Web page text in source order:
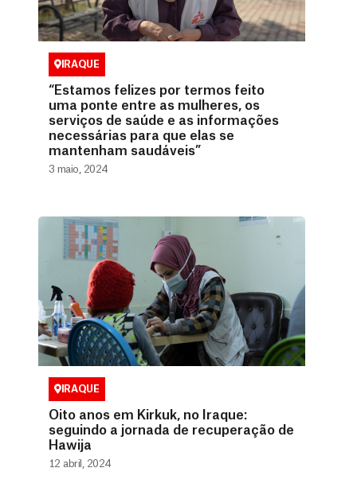
IRAQUE
“Estamos felizes por termos feito
uma ponte entre as mulheres, os
serviços de saúde e as informações
necessárias para que elas se
mantenham saudáveis”
3 maio, 2024
IRAQUE
Oito anos em Kirkuk, no Iraque:
seguindo a jornada de recuperação de
Hawija
12 abril, 2024